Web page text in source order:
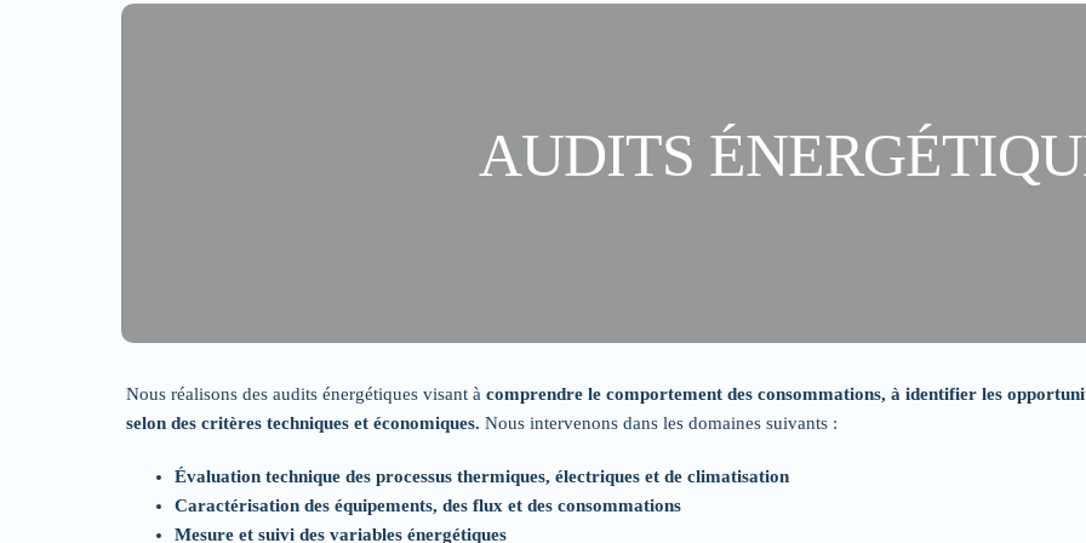
AUDITS
Nous réalisons des audits énergétiques visant àcomprendre le comportement des consommations, à identifier les
selon des critères techniques et économiques. Nous intervenons dans les domaines suivants :
Évaluation technique des processus thermiques, électriques et de climatisation
Caractérisation des équipements, des flux et des consommations
Mesure et suivi des variables énergétiques